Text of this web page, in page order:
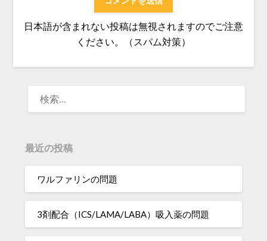
日本語が含まれない投稿は無視されますのでご注意
ください。（スパム対策）
最近の投稿
ワルファリンの問題
3剤配合（ICS/LAMA/LABA）吸入薬の問題